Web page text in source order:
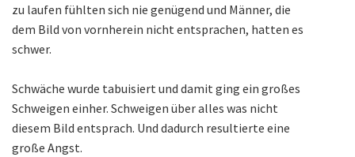
zu laufen fühlten sich nie genügend und Männer, die
dem Bild von vornherein nicht entsprachen, hatten es
schwer.
Schwäche wurde tabuisiert und damit ging ein großes
Schweigen einher. Schweigen über alles was nicht
diesem Bild entsprach. Und dadurch resultierte eine
große Angst.